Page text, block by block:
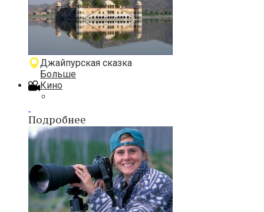
Джайпурская сказка
Больше
Кино
Подробнее